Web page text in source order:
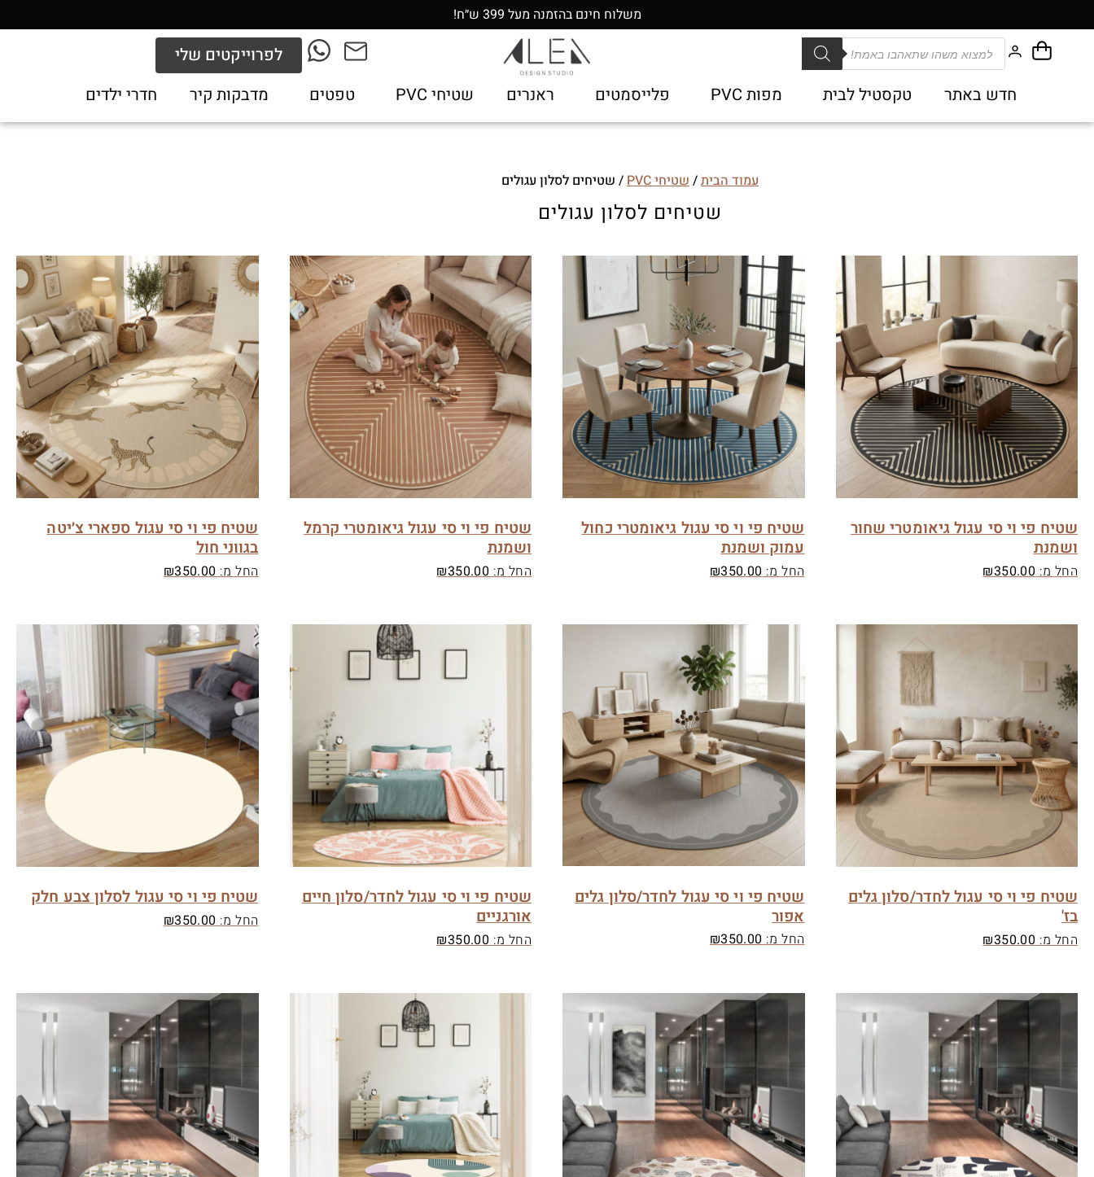
משלוח חינם בהזמנה מעל 399 ש״ח!
לפרוייקטים שלי
חדש באתר
טקסטיל לבית מפות PVC פלייסמטים ראנרים שטיחי PVC טפטים מדבקות קיר חדרי ילדים
עמוד הבית/שטיחי PVC / שטיחים לסלון עגולים
שטיחים לסלון עגולים
שטיח פי וי סי עגול גיאומטרי שחור
ושמנת
החל מ: ₪350.00
שטיח פי וי סי עגול גיאומטרי כחול
עמוק ושמנת
החל מ: ₪350.00
שטיח פי וי סי עגול גיאומטרי קרמל
ושמנת
החל מ: ₪350.00
שטיח פי וי סי עגול ספארי צ׳יטה
בגווני חול
החל מ: ₪350.00
שטיח פי וי סי עגול לחדר/סלון גלים
בז'
החל מ: ₪350.00
שטיח פי וי סי עגול לחדר/סלון גלים
אפור
החל מ: ₪350.00
שטיח פי וי סי עגול לחדר/סלון חיים
אורגניים
החל מ: ₪350.00
שטיח פי וי סי עגול לסלון צבע חלק
החל מ: ₪350.00